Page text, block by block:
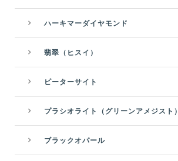
ハーキマーダイヤモンド
翡翠（ヒスイ）
ピーターサイト
プラシオライト（グリーンアメジスト）
ブラックオパール